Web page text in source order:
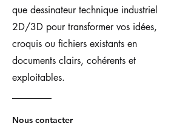
que dessinateur technique industriel
2D/3D pour transformer vos idées,
croquis ou fichiers existants en
documents clairs, cohérents et
exploitables.
Nous contacter